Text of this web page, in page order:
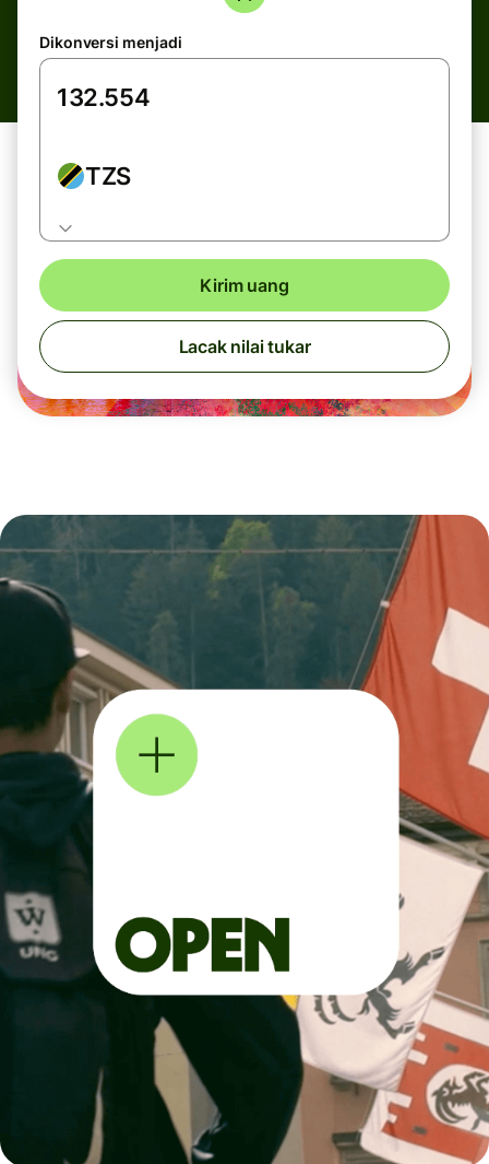
Dikonversi menjadi
TZS
Kirim uang
Lacak nilai tukar